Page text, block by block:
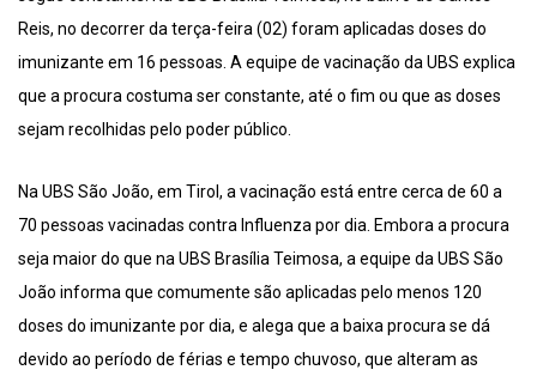
Reis, no decorrer da terça-feira (02) foram aplicadas doses do
imunizante em 16 pessoas. A equipe de vacinação da UBS explica
que a procura costuma ser constante, até o fim ou que as doses
sejam recolhidas pelo poder público.
Na UBS São João, em Tirol, a vacinação está entre cerca de 60 a
70 pessoas vacinadas contra Influenza por dia. Embora a procura
seja maior do que na UBS Brasília Teimosa, a equipe da UBS São
João informa que comumente são aplicadas pelo menos 120
doses do imunizante por dia, e alega que a baixa procura se dá
devido ao período de férias e tempo chuvoso, que alteram as